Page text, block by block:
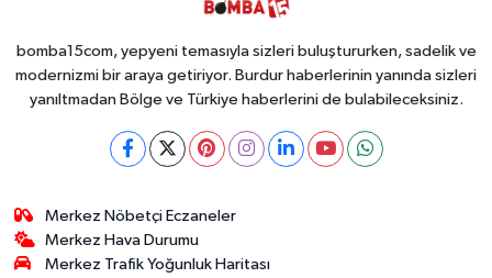
bomba15com, yepyeni temasıyla sizleri buluştururken, sadelik ve
modernizmi bir araya getiriyor. Burdur haberlerinin yanında sizleri
yanıltmadan Bölge ve Türkiye haberlerini de bulabileceksiniz.
Merkez Nöbetçi Eczaneler
Merkez Hava Durumu
Merkez Trafik Yoğunluk Haritası